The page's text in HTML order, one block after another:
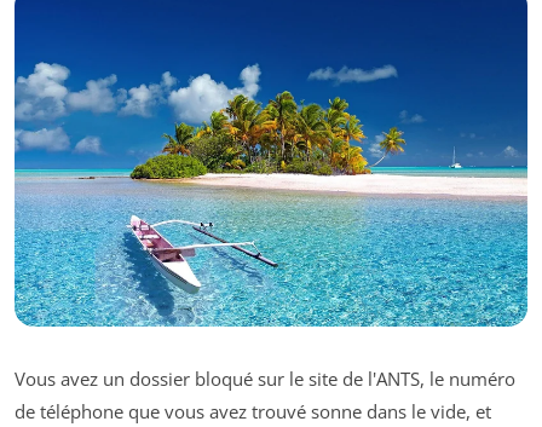
Vous avez un dossier bloqué sur le site de l'ANTS, le numéro
de téléphone que vous avez trouvé sonne dans le vide, et